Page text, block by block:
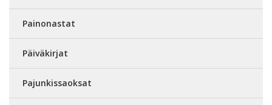
Painonastat
Päiväkirjat
Pajunkissaoksat